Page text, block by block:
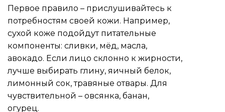
Первое правило – прислушивайтесь к
потребностям своей кожи. Например,
сухой коже подойдут питательные
компоненты: сливки, мёд, масла,
авокадо. Если лицо склонно к жирности,
лучше выбирать глину, яичный белок,
лимонный сок, травяные отвары. Для
чувствительной – овсянка, банан,
огурец.